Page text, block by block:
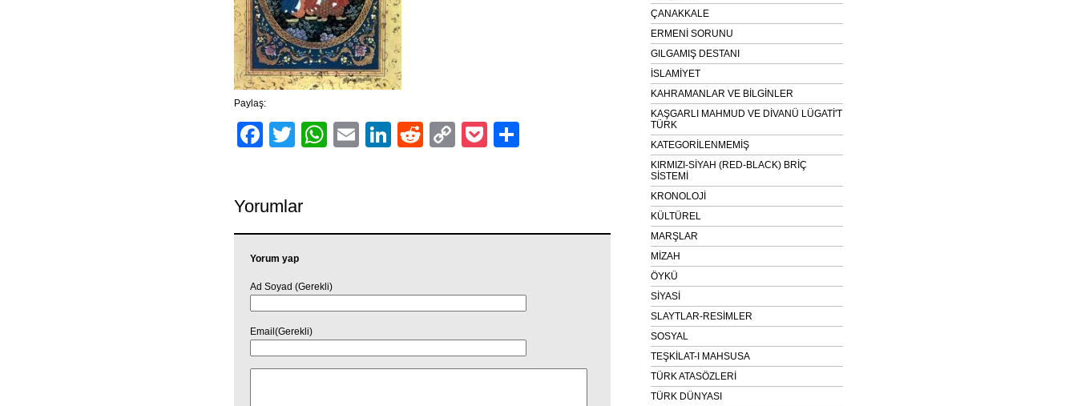
Paylaş:
Facebook
TwitterWhatsApp
EmailLinkedIn
RedditCopyPocket
Yorumlar
Yorum yap
Ad Soyad (Gerekli)
Email(Gerekli)
ÇANAKKALE
ERMENİ SORUNU
GILGAMIŞ DESTANI
İSLAMİYET
KAHRAMANLAR VE BİLGİNLER
KAŞGARLI MAHMUD VE DİVANÜ LÜGATİ'T
TÜRK
KATEGORİLENMEMİŞ
KIRMIZI-SİYAH (RED-BLACK) BRİÇ
SİSTEMİ
KRONOLOJİ
KÜLTÜREL
MARŞLAR
MİZAH
ÖYKÜ
SİYASİ
SLAYTLAR-RESİMLER
SOSYAL
TEŞKİLAT-I MAHSUSA
TÜRK ATASÖZLERİ
TÜRK DÜNYASI